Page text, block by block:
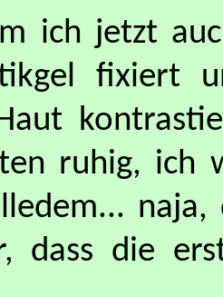
ich jetzt
fixiert
ruhig, ich
dass die